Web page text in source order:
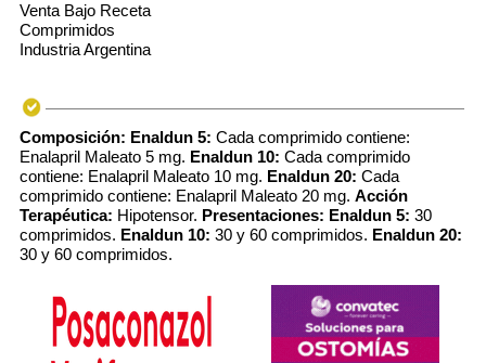
Venta Bajo Receta
Comprimidos
Industria Argentina
Composición: Enaldun 5: Cada comprimido contiene:
Enalapril Maleato 5 mg. Enaldun 10: Cada comprimido
contiene: Enalapril Maleato 10 mg. Enaldun 20: Cada
comprimido contiene: Enalapril Maleato 20 mg. Acción
Terapéutica: Hipotensor. Presentaciones: Enaldun 5: 30
comprimidos. Enaldun 10: 30 y 60 comprimidos. Enaldun 20:
30 y 60 comprimidos.